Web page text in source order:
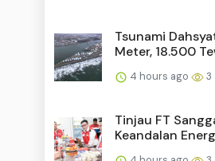
Tsunami
Meter, 18.500
4 hours ago 3
Tinjau FT
Keandalan